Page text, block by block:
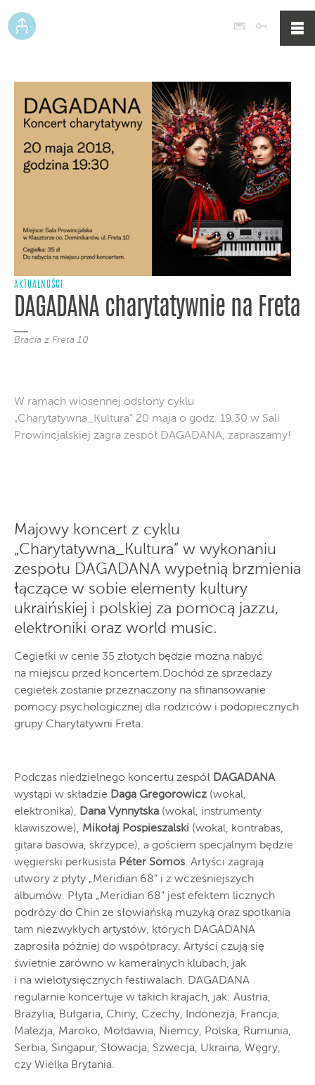
Poczta
AKTUALNOŚCI
DAGADANA charytatywnie na Freta
Bracia z Freta 10
W ramach wiosennej odsłony cyklu
„Charytatywna_Kultura” 20 maja o godz. 19.30 w Sali
Prowincjalskiej zagra zespół DAGADANA, zapraszamy!
Majowy koncert z cyklu
„Charytatywna_Kultura” w wykonaniu
zespołu DAGADANA wypełnią brzmienia
łączące w sobie elementy kultury
ukraińskiej i polskiej za pomocą jazzu,
elektroniki oraz world music.
Cegiełki w cenie 35 złotych będzie można nabyć
na miejscu przed koncertem.Dochód ze sprzedaży
cegiełek zostanie przeznaczony na sfinansowanie
pomocy psychologicznej dla rodziców i podopiecznych
grupy Charytatywni Freta.
Podczas niedzielnego koncertu zespół DAGADANA
wystąpi w składzie Daga Gregorowicz (wokal,
elektronika), Dana Vynnytska (wokal, instrumenty
klawiszowe), Mikołaj Pospieszalski (wokal, kontrabas,
gitara basowa, skrzypce), a gościem specjalnym będzie
węgierski perkusista Péter Somos. Artyści zagrają
utwory z płyty „Meridian 68” i z wcześniejszych
albumów. Płyta „Meridian 68” jest efektem licznych
podróży do Chin ze słowiańską muzyką oraz spotkania
tam niezwykłych artystów, których DAGADANA
zaprosiła później do współpracy. Artyści czują się
świetnie zarówno w kameralnych klubach, jak
i na wielotysięcznych festiwalach. DAGADANA
regularnie koncertuje w takich krajach, jak: Austria,
Brazylia, Bułgaria, Chiny, Czechy, Indonezja, Francja,
Malezja, Maroko, Mołdawia, Niemcy, Polska, Rumunia,
Serbia, Singapur, Słowacja, Szwecja, Ukraina, Węgry,
czy Wielka Brytania.